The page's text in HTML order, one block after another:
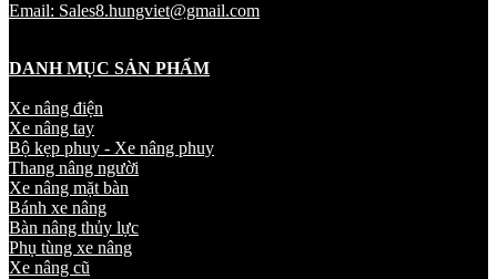
Email: Sales8.hungviet@gmail.com
DANH MỤC SẢN PHẨM
Xe nâng điện
Xe nâng tay
Bộ kẹp phuy - Xe nâng phuy
Thang nâng người
Xe nâng mặt bàn
Bánh xe nâng
Bàn nâng thủy lực
Phụ tùng xe nâng
Xe nâng cũ